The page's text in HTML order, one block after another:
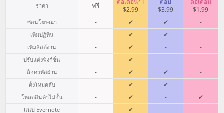
ราคา ฟรี
$2.99
$3.99
$1.99
ซ่อนโฆษณา - ✔ ✔ -
เพิ่มปฏิทิน - ✔ ✔ -
เพิ่มลิสต์งาน - ✔ - -
ปรับแต่งฟังก์ชั่น - ✔ - -
ล็อครหัสผ่าน - ✔ ✔ -
ตั้งโหมดลับ - ✔ ✔ -
โหลดสินค้าไม่อั้น - ✔ - ✔
แนบ Evernote - ✔ - -